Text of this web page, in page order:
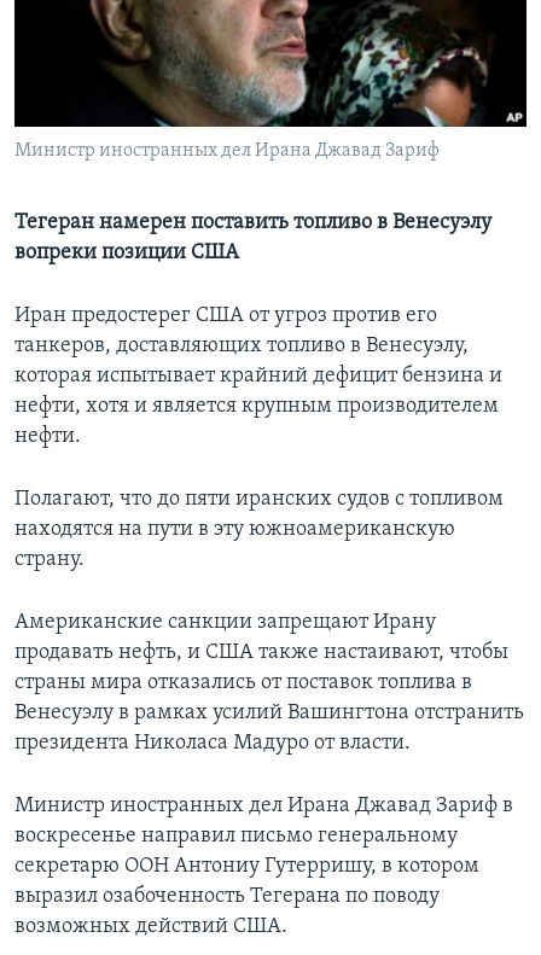
Learning English
СОЦИАЛЬНЫЕ СЕТИ
Языки
Министр иностранных дел Ирана Джавад Зариф
Тегеран намерен поставить топливо в Венесуэлу
вопреки позиции США
Иран предостерег США от угроз против его
танкеров, доставляющих топливо в Венесуэлу,
которая испытывает крайний дефицит бензина и
нефти, хотя и является крупным производителем
нефти.
Полагают, что до пяти иранских судов с топливом
находятся на пути в эту южноамериканскую
страну.
Американские санкции запрещают Ирану
продавать нефть, и США также настаивают, чтобы
страны мира отказались от поставок топлива в
Венесуэлу в рамках усилий Вашингтона отстранить
президента Николаса Мадуро от власти.
Министр иностранных дел Ирана Джавад Зариф в
воскресенье направил письмо генеральному
секретарю ООН Антониу Гутерришу, в котором
выразил озабоченность Тегерана по поводу
возможных действий США.